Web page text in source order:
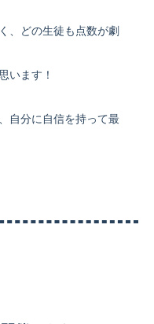
、どの生徒も点数が劇
います！
自分に自信を持って最